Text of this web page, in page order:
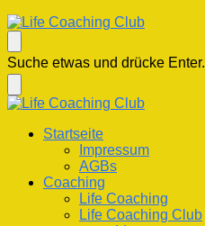
Life Coaching Club
Für Deine Lebenskompetenz
Suchst
du
nach
etwas?
Suche etwas und drücke Enter.
Life Coaching Club
Für Deine Lebenskompetenz
Startseite
Impressum
AGBs
Coaching
Life Coaching
Life Coaching Club